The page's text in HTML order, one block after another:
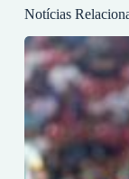
Notícias